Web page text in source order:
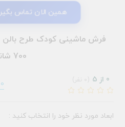
همین الان تماس بگیر 09905599960
700 شانه
0 از 5 0 نظر
ابعاد مورد نظر خود را انتخاب کنید :